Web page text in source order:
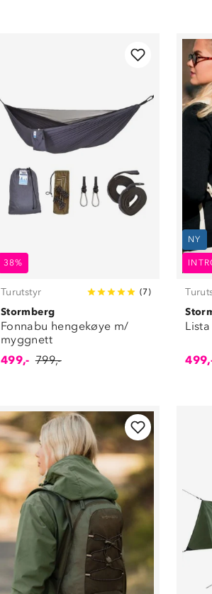
38%
Turutstyr (7)
Stormberg
Fonnabu hengekøye m/
myggnett
499,- 799,-
NY